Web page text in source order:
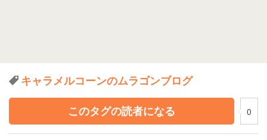
キャラメルコーンのムラゴンブログ
このタグの読者になる
0